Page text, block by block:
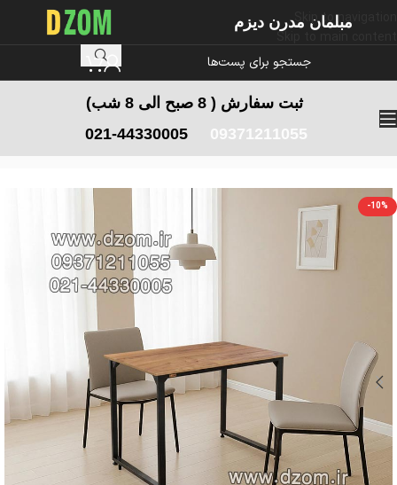
Skip to navigation
مبلمان مدرن دیزم
ثبت سفارش ( 8 صبح الی 8 شب)
09371211055
021-44330005
-10%